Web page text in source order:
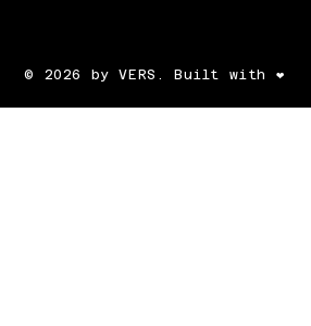
© 2026 by VERS. Built with ❤️